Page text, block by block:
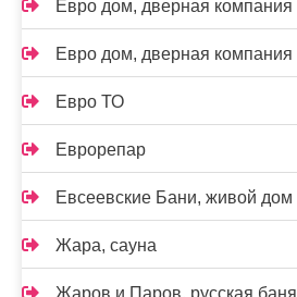
Евро дом, дверная компания
Евро дом, дверная компания
Евро ТО
Еврорепар
Евсеевские Бани, живой дом
Жара, сауна
Жаров и Паров, русская баня